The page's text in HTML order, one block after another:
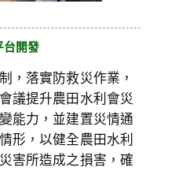
台開發
落實防救災作業，
議提升農田水利會災
能力，並建置災情通
形，以健全農田水利
害所造成之損害，確